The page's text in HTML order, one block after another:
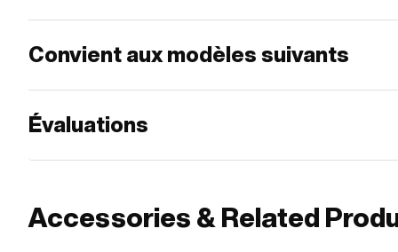
Convient aux modèles suivants
Évaluations
Accessories & Related